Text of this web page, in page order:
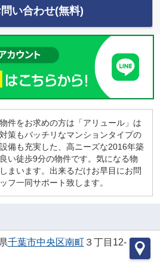
い合わせ(無料)
件をお求めの方は「アリュール」は
策もバッチリなマンションタイプの
備も充実した、高ニーズな2016年築
い徒歩9分の物件です。気になる物
まいます。出来るだけお早目にお問
フ一同サポート致します。
千葉市中央区南町３丁目12-